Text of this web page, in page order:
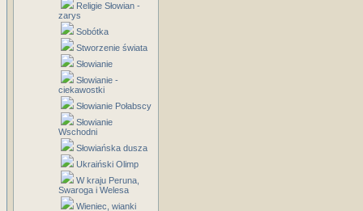
Religie Słowian -
zarys
Sobótka
Stworzenie świata
Słowianie
Słowianie -
ciekawostki
Słowianie Połabscy
Słowianie
Wschodni
Słowiańska dusza
Ukraiński Olimp
W kraju Peruna,
Swaroga i Welesa
Wieniec, wianki